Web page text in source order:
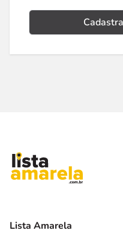
Lista Amarela